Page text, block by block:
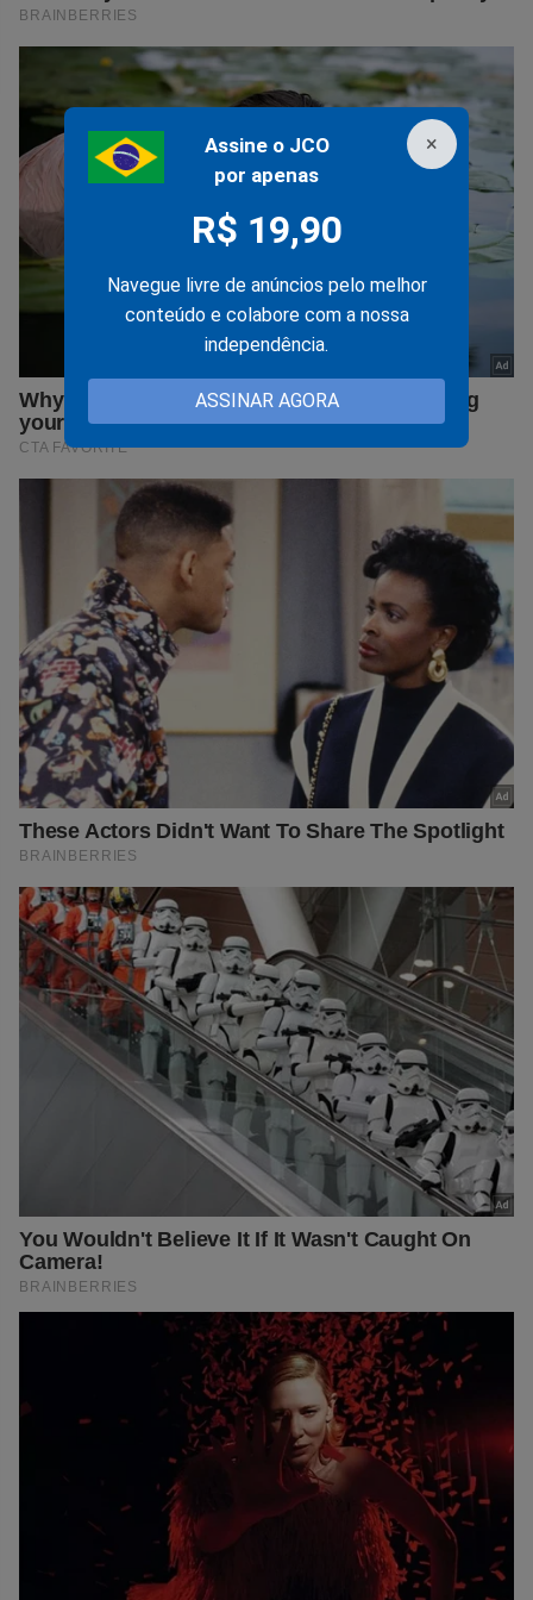
×
Assine o JCO
por apenas
R$ 19,90
Navegue livre de anúncios pelo melhor
conteúdo e colabore com a nossa
independência.
ASSINAR AGORA